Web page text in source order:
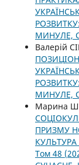
МИНУЛЕ,
Валерій
МИНУЛЕ,
Марина
ПРИЗМУ
Том 48